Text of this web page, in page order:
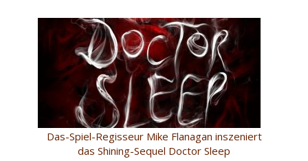
Das-Spiel-Regisseur Mike Flanagan inszeniert
das Shining-Sequel Doctor Sleep